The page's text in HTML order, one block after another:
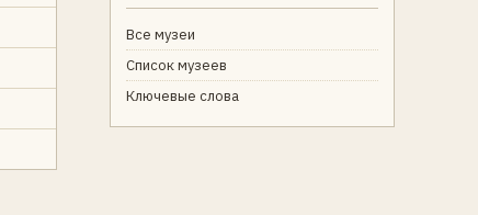
Все музеи
Список музеев
Ключевые слова